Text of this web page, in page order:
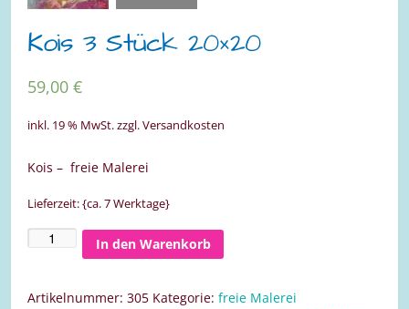
Kois 3 Stück 20×20
59,00 €
inkl. 19 % MwSt.zzgl. Versandkosten
Kois – freie Malerei
Lieferzeit: {ca. 7 Werktage}
Kois
In den Warenkorb
Artikelnummer: 305 Kategorie: freie Malerei